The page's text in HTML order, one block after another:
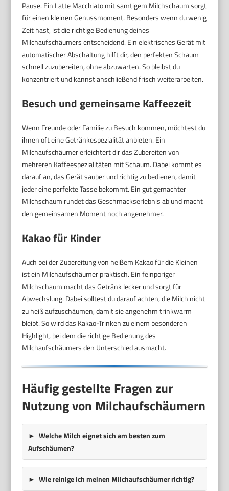
Pause. Ein Latte Macchiato mit samtigem Milchschaum sorgt
für einen kleinen Genussmoment. Besonders wenn du wenig
Zeit hast, ist die richtige Bedienung deines
Milchaufschäumers entscheidend. Ein elektrisches Gerät mit
automatischer Abschaltung hilft dir, den perfekten Schaum
schnell zuzubereiten, ohne abzuwarten. So bleibst du
konzentriert und kannst anschließend frisch weiterarbeiten.
Besuch und gemeinsame Kaffeezeit
Wenn Freunde oder Familie zu Besuch kommen, möchtest du
ihnen oft eine Getränkespezialität anbieten. Ein
Milchaufschäumer erleichtert dir das Zubereiten von
mehreren Kaffeespezialitäten mit Schaum. Dabei kommt es
darauf an, das Gerät sauber und richtig zu bedienen, damit
jeder eine perfekte Tasse bekommt. Ein gut gemachter
Milchschaum rundet das Geschmackserlebnis ab und macht
den gemeinsamen Moment noch angenehmer.
Kakao für Kinder
Auch bei der Zubereitung von heißem Kakao für die Kleinen
ist ein Milchaufschäumer praktisch. Ein feinporiger
Milchschaum macht das Getränk lecker und sorgt für
Abwechslung. Dabei solltest du darauf achten, die Milch nicht
zu heiß aufzuschäumen, damit sie angenehm trinkwarm
bleibt. So wird das Kakao-Trinken zu einem besonderen
Highlight, bei dem die richtige Bedienung des
Milchaufschäumers den Unterschied ausmacht.
Häufig gestellte Fragen zur
Nutzung von Milchaufschäumern
Welche Milch eignet sich am besten zum
Aufschäumen?
Wie reinige ich meinen Milchaufschäumer richtig?